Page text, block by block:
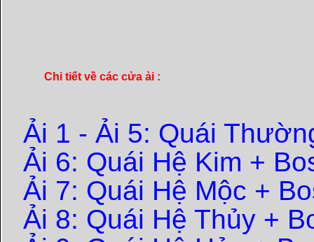
Chi tiết về các cửa ải :
Ải 1 - Ải 5: Quái
Ải 6: Quái Hệ Kim +
Ải 7: Quái Hệ Mộc +
Ải 8: Quái Hệ Thủy +